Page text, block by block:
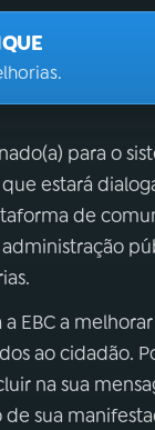
para o
que estará
de
EBC a
ao cidadão.
na sua
sua